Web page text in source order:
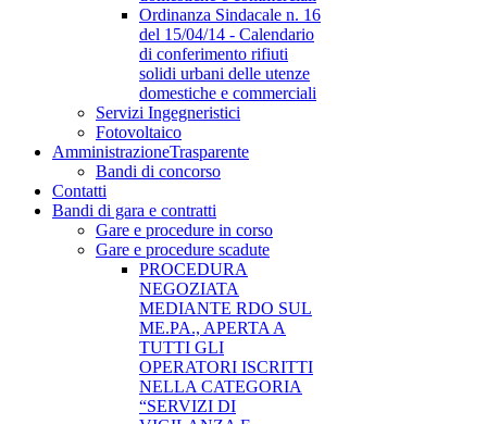
Ordinanza Sindacale n. 16
del 15/04/14 - Calendario
di conferimento rifiuti
solidi urbani delle utenze
domestiche e commerciali
Servizi Ingegneristici
Fotovoltaico
AmministrazioneTrasparente
Bandi di concorso
Contatti
Bandi di gara e contratti
Gare e procedure in corso
Gare e procedure scadute
PROCEDURA
NEGOZIATA
MEDIANTE RDO SUL
ME.PA., APERTA A
TUTTI GLI
OPERATORI ISCRITTI
NELLA CATEGORIA
“SERVIZI DI